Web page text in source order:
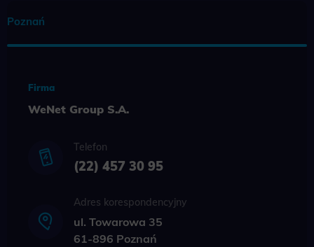
Poznań
Firma
WeNet Group S.A.
Telefon
(22) 457 30 95
Adres korespondencyjny
ul. Towarowa 35
61-896 Poznań